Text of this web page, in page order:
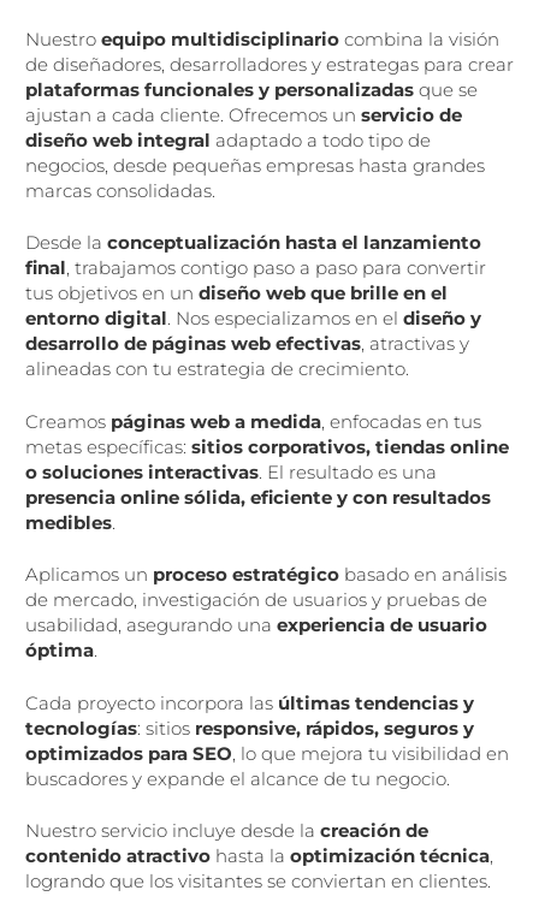
Nuestro equipo multidisciplinario combina la visión
de diseñadores, desarrolladores y estrategas para crear
plataformas funcionales y personalizadas que se
ajustan a cada cliente. Ofrecemos un servicio de
diseño web integral adaptado a todo tipo de
negocios, desde pequeñas empresas hasta grandes
marcas consolidadas.
Desde la conceptualización hasta el lanzamiento
final, trabajamos contigo paso a paso para convertir
tus objetivos en un diseño web que brille en el
entorno digital. Nos especializamos en el diseño y
desarrollo de páginas web efectivas, atractivas y
alineadas con tu estrategia de crecimiento.
Creamos páginas web a medida , enfocadas en tus
metas específicas: sitios corporativos, tiendas online
o soluciones interactivas . El resultado es una
presencia online sólida, eficiente y con resultados
medibles
Aplicamos un proceso estratégico basado en análisis
de mercado, investigación de usuarios y pruebas de
usabilidad, asegurando una experiencia de usuario
óptima.
Cada proyecto incorpora las últimas tendencias y
tecnologías: sitios responsive, rápidos, seguros y
optimizados para SEO , lo que mejora tu visibilidad en
buscadores y expande el alcance de tu negocio.
Nuestro servicio incluye desde la creación de
contenido atractivo hasta la optimización técnica,
logrando que los visitantes se conviertan en clientes.